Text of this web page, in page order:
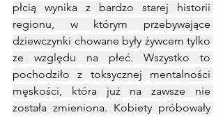
płcią wynika z bardzo starej historii
regionu, w którym przebywające
dziewczynki chowane były żywcem tylko
ze względu na płeć. Wszystko to
pochodziło z toksycznej mentalności
męskości, która już na zawsze nie
została zmieniona. Kobiety próbowały